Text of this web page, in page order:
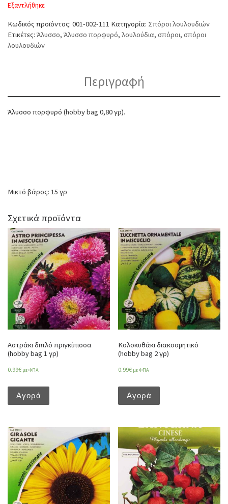
Εξαντλήθηκε
Κωδικός προϊόντος: 001-002-111 Κατηγορία: Σπόροι λουλουδιών
Ετικέτες: Άλυσσο, Άλυσσο πορφυρό, λουλούδια, σπόροι, σπόροι
λουλουδιών
Περιγραφή
Άλυσσο πορφυρό (hobby bag 0,80 γρ).
Μικτό βάρος: 15 γρ
Σχετικά προϊόντα
Αστράκι διπλό πριγκίπισσα
(hobby bag 1 γρ)
0.99€ με ΦΠΑ
Αγορά
Κολοκυθάκι διακοσμητικό
(hobby bag 2 γρ)
0.99€ με ΦΠΑ
Αγορά